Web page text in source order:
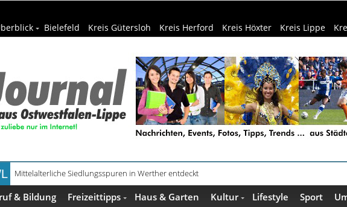
Bielefeld Kreis Gütersloh Kreis Herford Kreis Höxter Kreis Lippe
Mühlenquilter auf dem Museumshof zeigen ihre Quilts
& Bildung Freizeittipps Haus & Garten Kultur Lifestyle Sport